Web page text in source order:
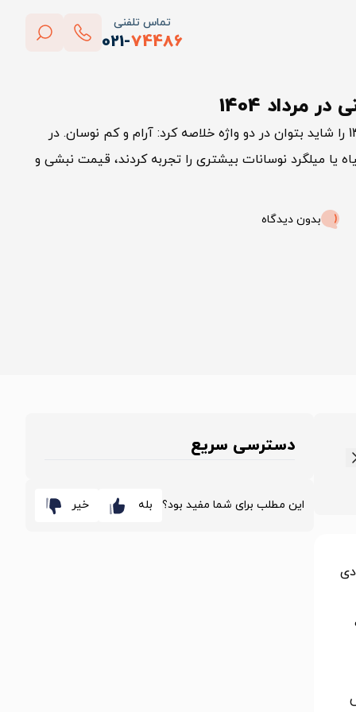
تماس تلفنی
021-74486
پاک کردن1404
وضعیت بازار نبشی و ناودانی در مرداد 1404 را شاید بتوان در دو واژه خلاصه کرد: آرام و کم نوسان. در
یا میلگرد نوسانات بیشتری را تجربه کردند، قیمت نبشی و
بدون دیدگاه
دسترسی سریع
این مطلب برای شما مفید بود؟ بله خیر